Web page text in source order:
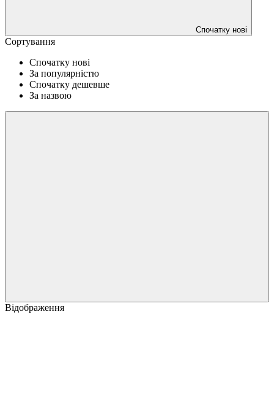
Спочатку нові
Сортування
Спочатку нові
За популярністю
Спочатку дешевше
За назвою
Відображення